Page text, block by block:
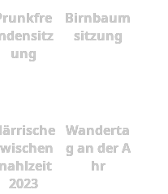
ung
Birnbaum
sitzung
2023
Wanderta
g an der A
hr